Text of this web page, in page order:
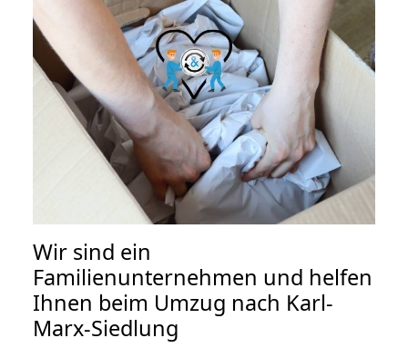
Wir sind ein
Familienunternehmen und helfen
Ihnen beim Umzug nach Karl-
Marx-Siedlung